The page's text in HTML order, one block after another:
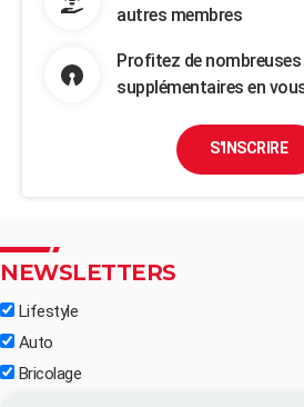
autres membres
Profitez de
supplémentaires en
S'INSCRIRE
NEWSLETTERS
Lifestyle
Auto
Bricolage